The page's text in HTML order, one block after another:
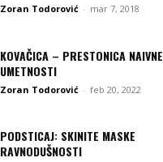
Zoran Todorović - mar 7, 2018
KOVAČICA – PRESTONICA NAIVNE
UMETNOSTI
Zoran Todorović - feb 20, 2022
PODSTICAJ: SKINITE MASKE
RAVNODUŠNOSTI